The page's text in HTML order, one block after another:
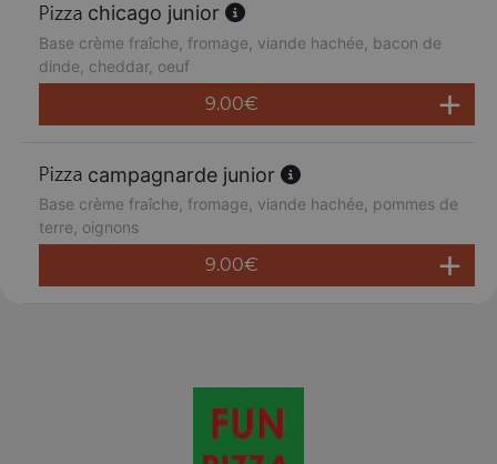
chicago junior
Base crème fraîche, fromage, viande hachée, bacon de
dinde, cheddar, oeuf
9.00€
campagnarde junior
Base crème fraîche, fromage, viande hachée, pommes de
terre, oignons
9.00€